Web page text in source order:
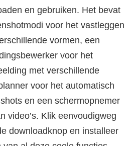
en gebruiken. Het bevat
voor het vastleggen
vormen, een
voor het
met verschillende
voor het automatisch
en een schermopnemer
video’s. Klik eenvoudigweg
downloadknop en installeer